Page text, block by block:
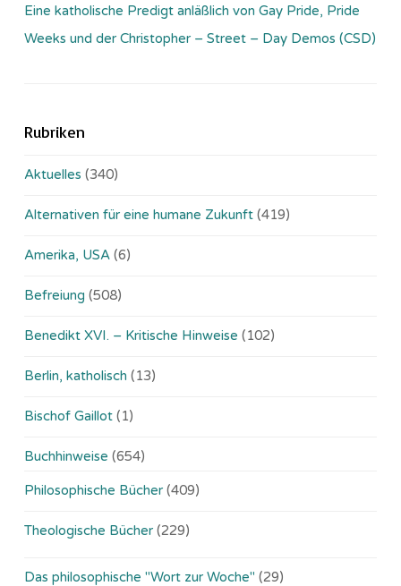
Eine katholische Predigt anläßlich von Gay Pride, Pride
Weeks und der Christopher – Street – Day Demos (CSD)
Rubriken
Aktuelles (340)
Alternativen für eine humane Zukunft (419)
Amerika, USA (6)
Befreiung (508)
Benedikt XVI. – Kritische Hinweise (102)
Berlin, katholisch (13)
Bischof Gaillot (1)
Buchhinweise (654)
Philosophische Bücher (409)
Theologische Bücher (229)
Das philosophische "Wort zur Woche" (29)